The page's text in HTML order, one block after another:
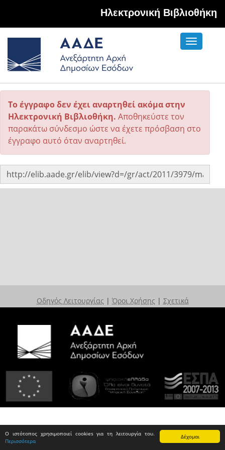
Δέχομαι
Ο ιστότοπος χρησιμοποιεί cookies για τη λειτουργία του.
Περισσότερα
Hλεκτρονική Βιβλιοθήκη
Toggle
Το έγγραφο δεν έχει αναρτηθεί ακόμα στην
Ηλεκτρονική Βιβλιοθήκη. Αποθηκεύστε τον
παρακάτω σύνδεσμο ώστε να έχετε πρόσβαση στο
έγγραφο αυτό όταν αναρτηθεί.
Οδηγός Λειτουργίας | Όροι Χρήσης | Σχετικά